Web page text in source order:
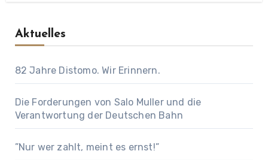
Aktuelles
82 Jahre Distomo. Wir Erinnern.
Die Forderungen von Salo Muller und die
Verantwortung der Deutschen Bahn
”Nur wer zahlt, meint es ernst!”